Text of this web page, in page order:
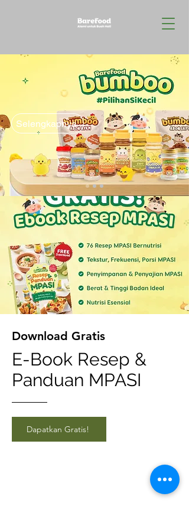
Selengkapnya
Download Gratis
E-Book Resep &
Panduan MPASI
Dapatkan Gratis!